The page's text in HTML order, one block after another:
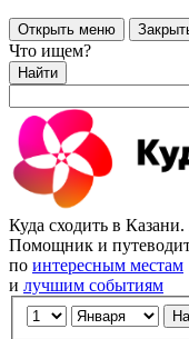
Открыть меню
Что ищем?
Найти
Куда сходить в
Помощник и
по интересным местам
и лучшим событиям